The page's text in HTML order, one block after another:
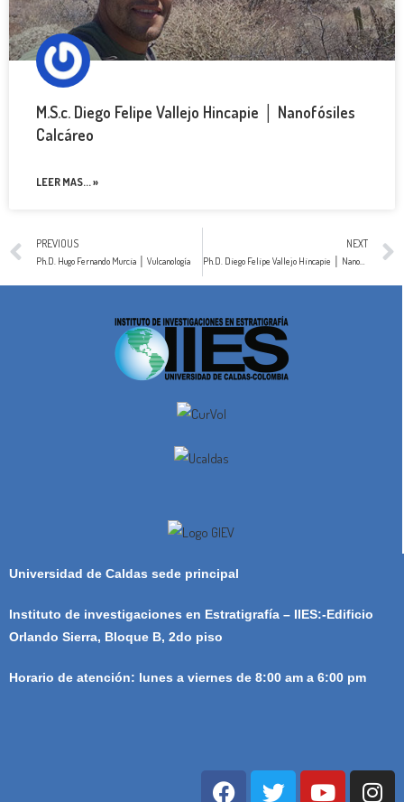
M.S.c. Diego Felipe Vallejo Hincapie │ Nanofósiles
Calcáreo
LEER MAS... »
PREVIOUS
Ph.D. Hugo Fernando Murcia │ Vulcanología
NEXT
Ph.D. Diego Felipe Vallejo Hincapie │ Nanofósiles Calcáreos
Universidad de Caldas sede principal
Instituto de investigaciones en Estratigrafía – IIES:-Edificio
Orlando Sierra, Bloque B, 2do piso
Horario de atención: lunes a viernes de 8:00 am a 6:00 pm